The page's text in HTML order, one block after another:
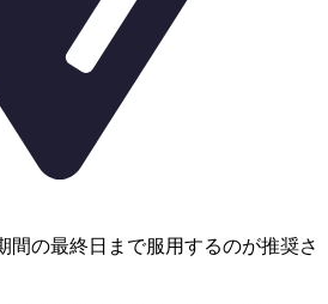
間の最終日まで服用するのが推奨さ